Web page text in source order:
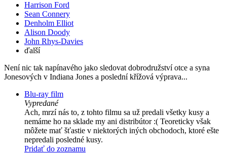
Harrison Ford
Sean Connery
Denholm Elliot
Alison Doody
John Rhys-Davies
ďalší
Není nic tak napínavého jako sledovat dobrodružství otce a syna
Jonesových v Indiana Jones a poslední křížová výprava...
Blu-ray film
Vypredané
Ach, mrzí nás to, z tohto filmu sa už predali všetky kusy a
nemáme ho na sklade my ani distribútor :( Teoreticky však
môžete mať šťastie v niektorých iných obchodoch, ktoré ešte
nepredali posledné kusy.
Pridať do zoznamu